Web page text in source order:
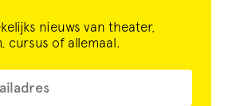
nieuws van theater,
cursus of allemaal.